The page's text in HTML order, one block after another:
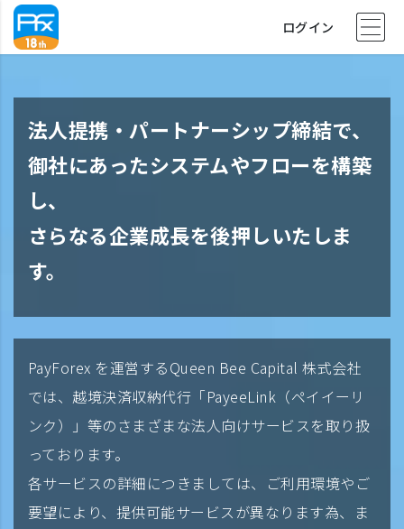
ログイン
法人提携・パートナーシップ締結で、
御社にあったシステムやフローを構築
し、
さらなる企業成長を後押しいたしま
す。
PayForex を運営するQueen Bee Capital 株式会社
では、越境決済収納代行「PayeeLink（ペイイーリ
ンク）」等のさまざまな法人向けサービスを取り扱
っております。
各サービスの詳細につきましては、ご利用環境やご
要望により、提供可能サービスが異なります為、ま